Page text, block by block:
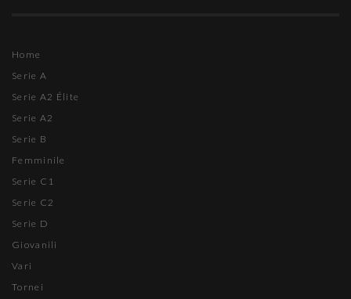
Home
Serie A
Serie A2 Élite
Serie A2
Serie B
Femminile
Serie C1
Serie C2
Serie D
Giovanili
Vari
Tornei